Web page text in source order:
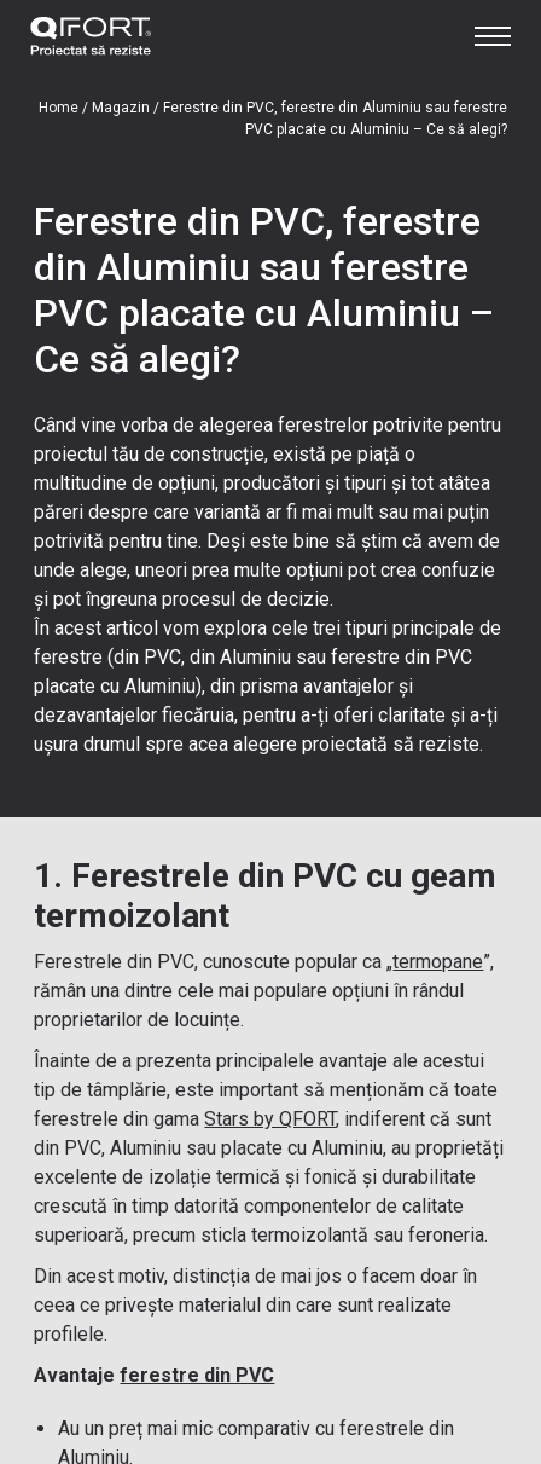
Home/ Magazin / Ferestre din PVC, ferestre din Aluminiu sau ferestre
PVC placate cu Aluminiu – Ce să alegi?
Ferestre din PVC, ferestre
din Aluminiu sau ferestre
PVC placate cu Aluminiu –
Ce să alegi?
Când vine vorba de alegerea ferestrelor potrivite pentru
proiectul tău de construcție, există pe piață o
multitudine de opțiuni, producători și tipuri și tot atâtea
păreri despre care variantă ar fi mai mult sau mai puțin
potrivită pentru tine. Deși este bine să știm că avem de
unde alege, uneori prea multe opțiuni pot crea confuzie
și pot îngreuna procesul de decizie.
În acest articol vom explora cele trei tipuri principale de
ferestre (din PVC, din Aluminiu sau ferestre din PVC
placate cu Aluminiu), din prisma avantajelor și
dezavantajelor fiecăruia, pentru a-ți oferi claritate și a-ți
ușura drumul spre acea alegere proiectată să reziste.
1. Ferestrele din PVC cu geam
termoizolant
Ferestrele din PVC, cunoscute popular ca „termopane”,
rămân una dintre cele mai populare opțiuni în rândul
proprietarilor de locuințe.
Înainte de a prezenta principalele avantaje ale acestui
tip de tâmplărie, este important să menționăm că toate
ferestrele din gamaStars by QFORT, indiferent că sunt
din PVC, Aluminiu sau placate cu Aluminiu, au proprietăți
excelente de izolație termică și fonică și durabilitate
crescută în timp datorită componentelor de calitate
superioară, precum sticla termoizolantă sau feroneria.
Din acest motiv, distincția de mai jos o facem doar în
ceea ce privește materialul din care sunt realizate
profilele.
Avantajeferestre din PVC
Au un preț mai mic comparativ cu ferestrele din
Aluminiu.